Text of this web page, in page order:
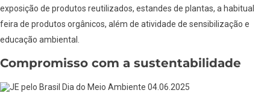
exposição de produtos reutilizados, estandes de plantas, a habitual
feira de produtos orgânicos, além de atividade de sensibilização e
educação ambiental.
Compromisso com a sustentabilidade